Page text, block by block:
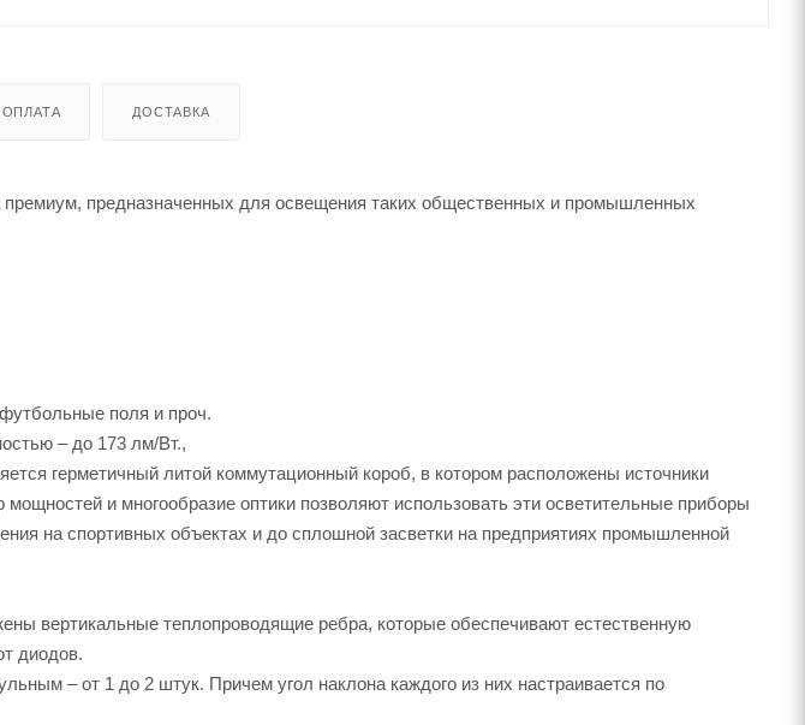
ОПЛАТА ДОСТАВКА
предназначенных для освещения таких общественных и промышленных
поля и проч.
– до 173 лм/Вт.,
герметичный литой коммутационный короб, в котором расположены источники
и многообразие оптики позволяют использовать эти осветительные приборы
на спортивных объектах и до сплошной засветки на предприятиях промышленной
вертикальные теплопроводящие ребра, которые обеспечивают естественную
диодов.
– от 1 до 2 штук. Причем угол наклона каждого из них настраивается по